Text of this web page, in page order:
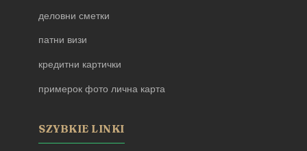
деловни сметки
патни визи
кредитни картички
примерок фото лична карта
SZYBKIE LINKI